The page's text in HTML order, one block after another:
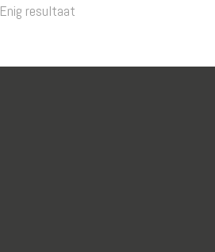
Enig resultaat